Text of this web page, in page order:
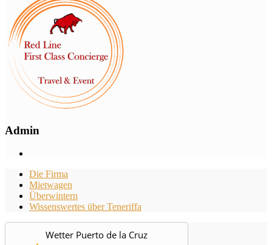
Admin
Die Firma
Mietwagen
Überwintern
Wissenswertes über Teneriffa
Wetter Puerto de la Cruz